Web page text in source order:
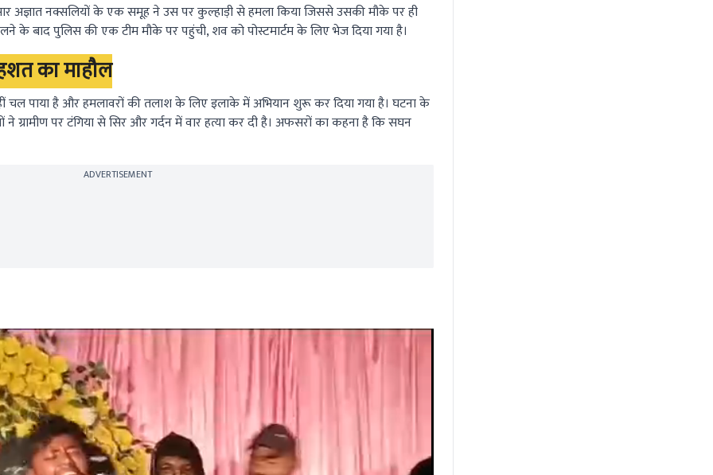
अज्ञात नक्सलियों के एक समूह ने उस पर कुल्हाड़ी से हमला किया जिससे उसकी मौके पर ही
के बाद पुलिस की एक टीम मौके पर पहुंची, शव को पोस्टमार्टम के लिए भेज दिया गया है।
का माहौल
चल पाया है और हमलावरों की तलाश के लिए इलाके में अभियान शुरू कर दिया गया है। घटना के
ग्रामीण पर टंगिया से सिर और गर्दन में वार हत्या कर दी है। अफसरों का कहना है कि सघन
ADVERTISEMENT